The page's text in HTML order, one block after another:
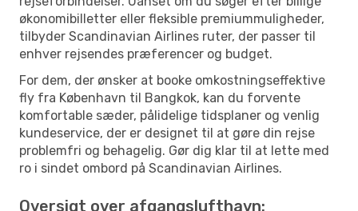
økonomibilletter eller fleksible premiummuligheder,
tilbyder Scandinavian Airlines ruter, der passer til
enhver rejsendes præferencer og budget.
For dem, der ønsker at booke omkostningseffektive
fly fra København til Bangkok, kan du forvente
komfortable sæder, pålidelige tidsplaner og venlig
kundeservice, der er designet til at gøre din rejse
problemfri og behagelig. Gør dig klar til at lette med
ro i sindet ombord på Scandinavian Airlines.
Oversigt over afgangslufthavn: